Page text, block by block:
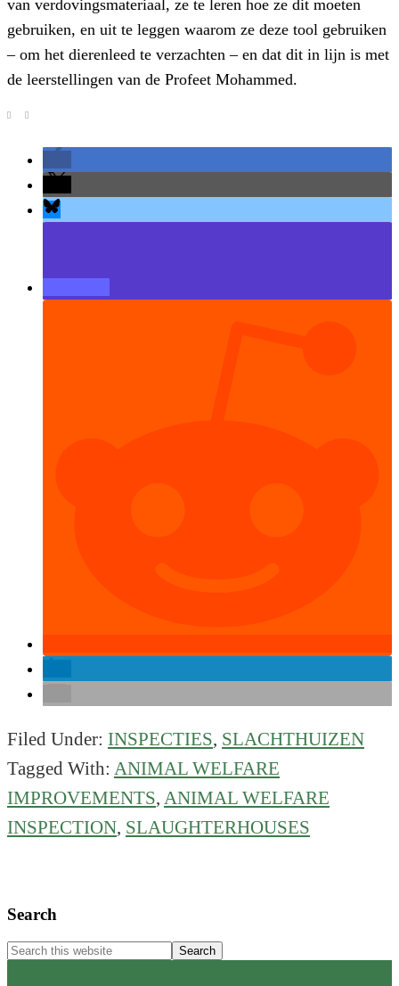
van verdovingsmateriaal, ze te leren hoe ze dit moeten
gebruiken, en uit te leggen waarom ze deze tool gebruiken
– om het dierenleed te verzachten – en dat dit in lijn is met
de leerstellingen van de Profeet Mohammed.
Filed Under: INSPECTIES, SLACHTHUIZEN
Tagged With: ANIMAL WELFARE
IMPROVEMENTS, ANIMAL WELFARE
INSPECTION, SLAUGHTERHOUSES
Primary
Sidebar
Search
Search
this